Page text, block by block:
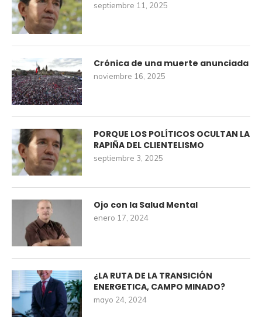
septiembre 11, 2025
Crónica de una muerte anunciada
noviembre 16, 2025
PORQUE LOS POLÍTICOS OCULTAN LA
RAPIÑA DEL CLIENTELISMO
septiembre 3, 2025
Ojo con la Salud Mental
enero 17, 2024
¿LA RUTA DE LA TRANSICIÓN
ENERGETICA, CAMPO MINADO?
mayo 24, 2024